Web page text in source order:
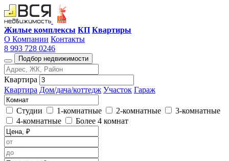
Жилые комплексы КП Квартиры
О Компании Контакты
8 993 728 0246
Подбор недвижимости
Квартира
Квартира Дом/дача/коттедж Участок Гараж
Студии 1-комнатные 2-комнатные
3-комнатные
4-комнатные
Более 4 комнат